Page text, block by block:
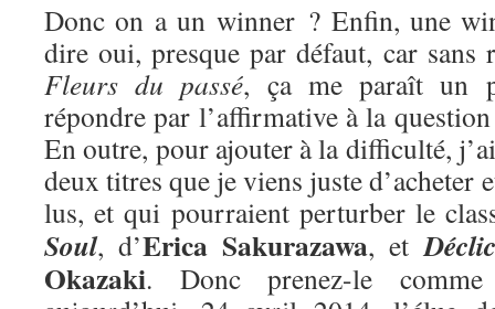
Donc on a un winner ? Enfin, une
dire oui, presque par défaut, car sans
Fleurs du passé, ça me paraît un
répondre par l’affirmative à la
En outre, pour ajouter à la difficulté,
deux titres que je viens juste d’acheter
lus, et qui pourraient perturber le
Soul, d’Erica Sakurazawa, et
Okazaki. Donc prenez-le